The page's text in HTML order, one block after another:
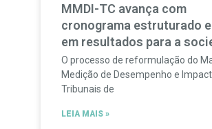
MMDI-TC avança com
cronograma estruturado
em resultados para a
O processo de reformulação do
Medição de Desempenho e
Tribunais de
LEIA MAIS »